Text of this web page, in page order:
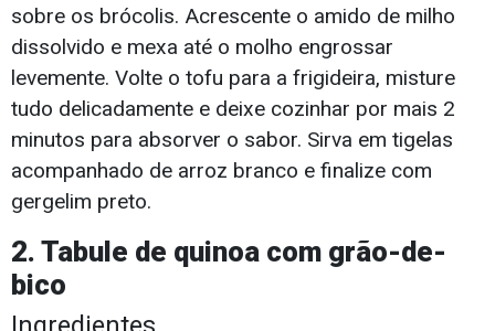
sobre os brócolis. Acrescente o amido de milho
dissolvido e mexa até o molho engrossar
levemente. Volte o tofu para a frigideira, misture
tudo delicadamente e deixe cozinhar por mais 2
minutos para absorver o sabor. Sirva em tigelas
acompanhado de arroz branco e finalize com
gergelim preto.
2. Tabule de quinoa com grão-de-
bico